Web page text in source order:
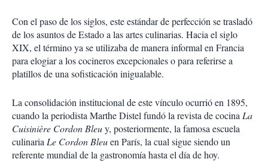
Con el paso de los siglos, este estándar de perfección se trasladó
de los asuntos de Estado a las artes culinarias. Hacia el siglo
XIX, el término ya se utilizaba de manera informal en Francia
para elogiar a los cocineros excepcionales o para referirse a
platillos de una sofisticación inigualable.
La consolidación institucional de este vínculo ocurrió en 1895,
cuando la periodista Marthe Distel fundó la revista de cocinaLa
Cuisinière Cordon Bleuy, posteriormente, la famosa escuela
culinariaLe Cordon Bleuen París, la cual sigue siendo un
referente mundial de la gastronomía hasta el día de hoy.